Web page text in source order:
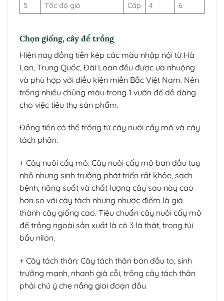
5 Tốc độ gió Cấp 4 6
Chọn giống, cây để trồng
Hiện nay đồng tiền kép các màu nhập nội từ Hà
Lan, Trung Quốc, Đài Loan đều được ưa nhuộng
và phù hợp với điều kiện miền Bắc Việt Nam. Nên
trồng nhiều chủng màu trong 1 vườn để dễ dàng
cho việc tiêu thụ sản phẩm.
Đồng tiền có thể trồng từ cây nuôi cấy mô và cây
tách phân.
+ Cây nuôi cấy mô: Cây nuôi cấy mô ban đầu tuy
nhỏ nhưng sinh trưởng phát triển rất khỏe, sạch
bệnh, năng suất và chất lượng cây sau này cao
hơn so với cây tách nhưng nhược điểm là giá
thành cây giống cao. Tiêu chuẩn cây nuôi cấy mô
để trồng ngoài sản xuất là có 3 lá thật, trong túi
bầu nilon.
+ Cây tách thân: Cây tách thân ban đầu to, sinh
trưởng mạnh, nhanh già cỗi, trồng cây tách thân
phải chú ý che nắng giai đoạn đầu.